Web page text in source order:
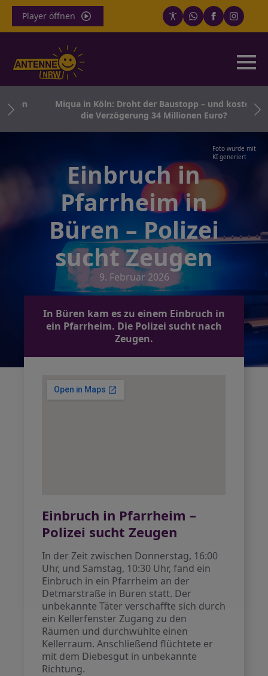
Player öffnen
Miqua in Köln: Droht der Baustopp – und kostet
die Verzögerung 34 Millionen Euro?
Foto wurde mit
KI generiert
Einbruch in
Pfarrheim in
Büren – Polizei
sucht Zeugen
9. Februar 2026
In Büren kam es zu einem Einbruch in
ein Pfarrheim. Die Polizei sucht nach
Zeugen.
Einbruch in Pfarrheim –
Polizei sucht Zeugen
In der Zeit zwischen Donnerstag, 16:00
Uhr, und Samstag, 10:30 Uhr, fand ein
Einbruch in ein Pfarrheim an der
Detmarstraße in Büren statt. Der
unbekannte Täter verschaffte sich durch
ein Kellerfenster Zugang zu den
Räumen und durchwühlte einen
Kellerraum. Anschließend flüchtete er
mit dem Diebesgut in unbekannte
Richtung.